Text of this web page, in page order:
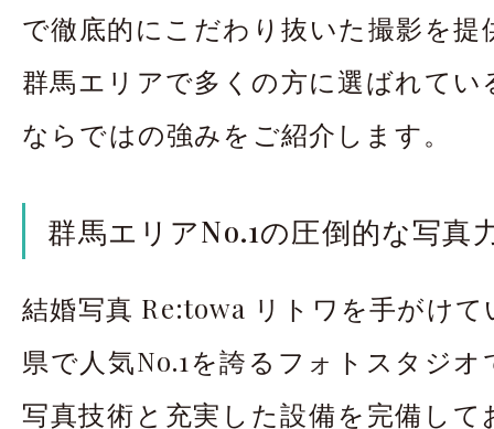
で徹底的にこだわり抜いた撮影を提
群馬エリアで多くの方に選ばれてい
ならではの強みをご紹介します。
群馬エリアNo.1の圧倒的な写真
結婚写真 Re:towa リトワを手がけ
県で人気No.1を誇るフォトスタジ
写真技術と充実した設備を完備して